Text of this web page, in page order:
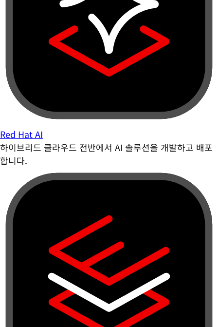
Red Hat AI
하이브리드 클라우드 전반에서 AI 솔루션을 개발하고 배포
합니다.